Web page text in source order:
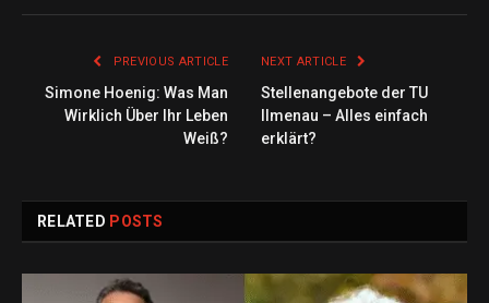
PREVIOUS ARTICLE
Simone Hoenig: Was Man
Wirklich Über Ihr Leben
Weiß?
NEXT ARTICLE
Stellenangebote der TU
Ilmenau – Alles einfach
erklärt?
RELATED POSTS